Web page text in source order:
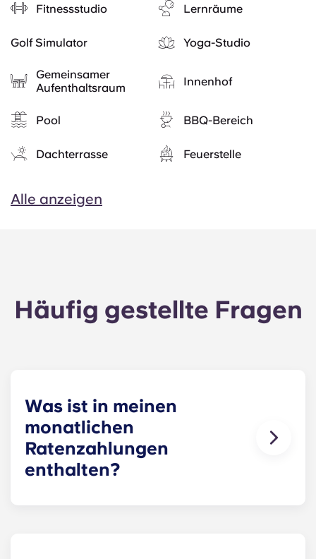
Fitnessstudio Lernräume
Golf Simulator Yoga-Studio
Gemeinsamer
Aufenthaltsraum
Innenhof
Pool BBQ-Bereich
Dachterrasse Feuerstelle
Alle anzeigen
Häufig gestellte Fragen
Was ist in meinen
monatlichen
Ratenzahlungen
enthalten?